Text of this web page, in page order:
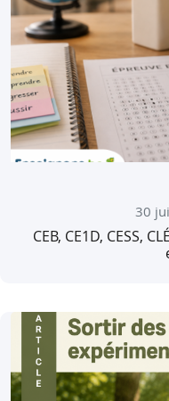
30
CEB, CE1D, CESS,